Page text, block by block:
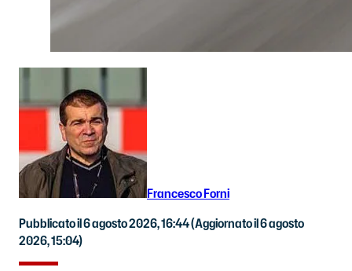
Francesco Forni
Pubblicato il 6 agosto 2026, 16:44(Aggiornato il 6 agosto
2026, 15:04)